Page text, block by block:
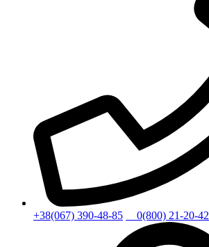
+38(067) 390-48-85 0(800) 21-20-42